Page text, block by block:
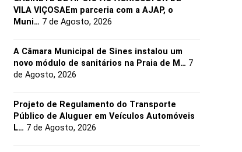
VILA VIÇOSAEm parceria com a AJAP, o
Muni… 7 de Agosto, 2026
A Câmara Municipal de Sines instalou um
novo módulo de sanitários na Praia de M… 7
de Agosto, 2026
Projeto de Regulamento do Transporte
Público de Aluguer em Veículos Automóveis
L… 7 de Agosto, 2026